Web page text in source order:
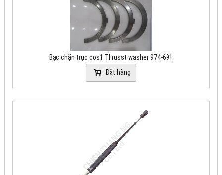
Bạc chặn trục cos1 Thrusst washer 974-691
Đặt hàng